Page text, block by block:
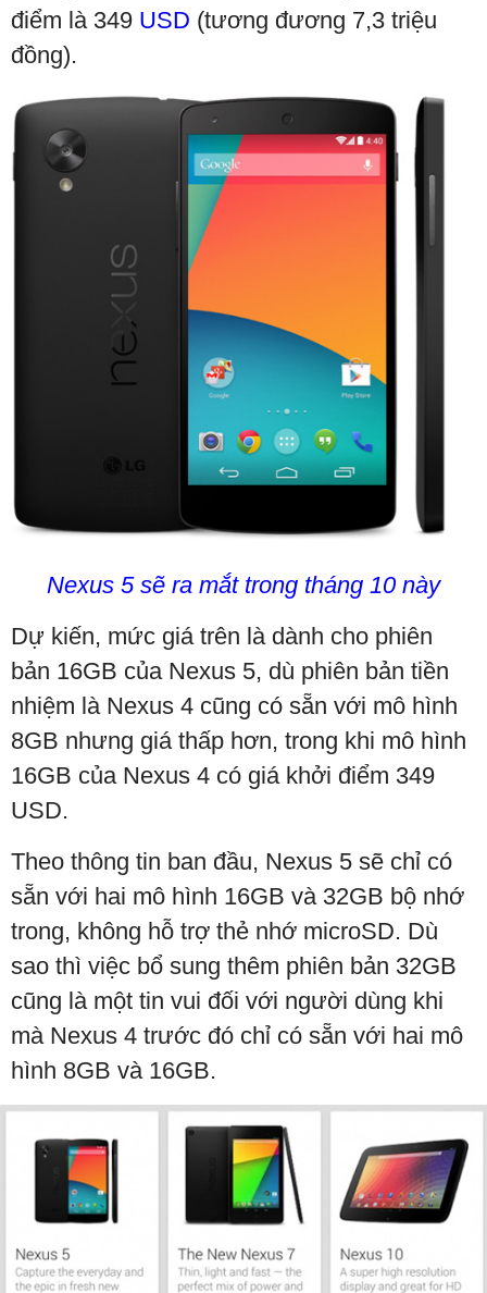
điểm là 349 USD (tương đương 7,3 triệu
đồng).
Nexus 5 sẽ ra mắt trong tháng 10 này
Dự kiến, mức giá trên là dành cho phiên
bản 16GB của Nexus 5, dù phiên bản tiền
nhiệm là Nexus 4 cũng có sẵn với mô hình
8GB nhưng giá thấp hơn, trong khi mô hình
16GB của Nexus 4 có giá khởi điểm 349
USD.
Theo thông tin ban đầu, Nexus 5 sẽ chỉ có
sẵn với hai mô hình 16GB và 32GB bộ nhớ
trong, không hỗ trợ thẻ nhớ microSD. Dù
sao thì việc bổ sung thêm phiên bản 32GB
cũng là một tin vui đối với người dùng khi
mà Nexus 4 trước đó chỉ có sẵn với hai mô
hình 8GB và 16GB.